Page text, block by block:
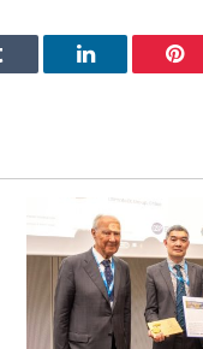
بينتيريستلينكدإن